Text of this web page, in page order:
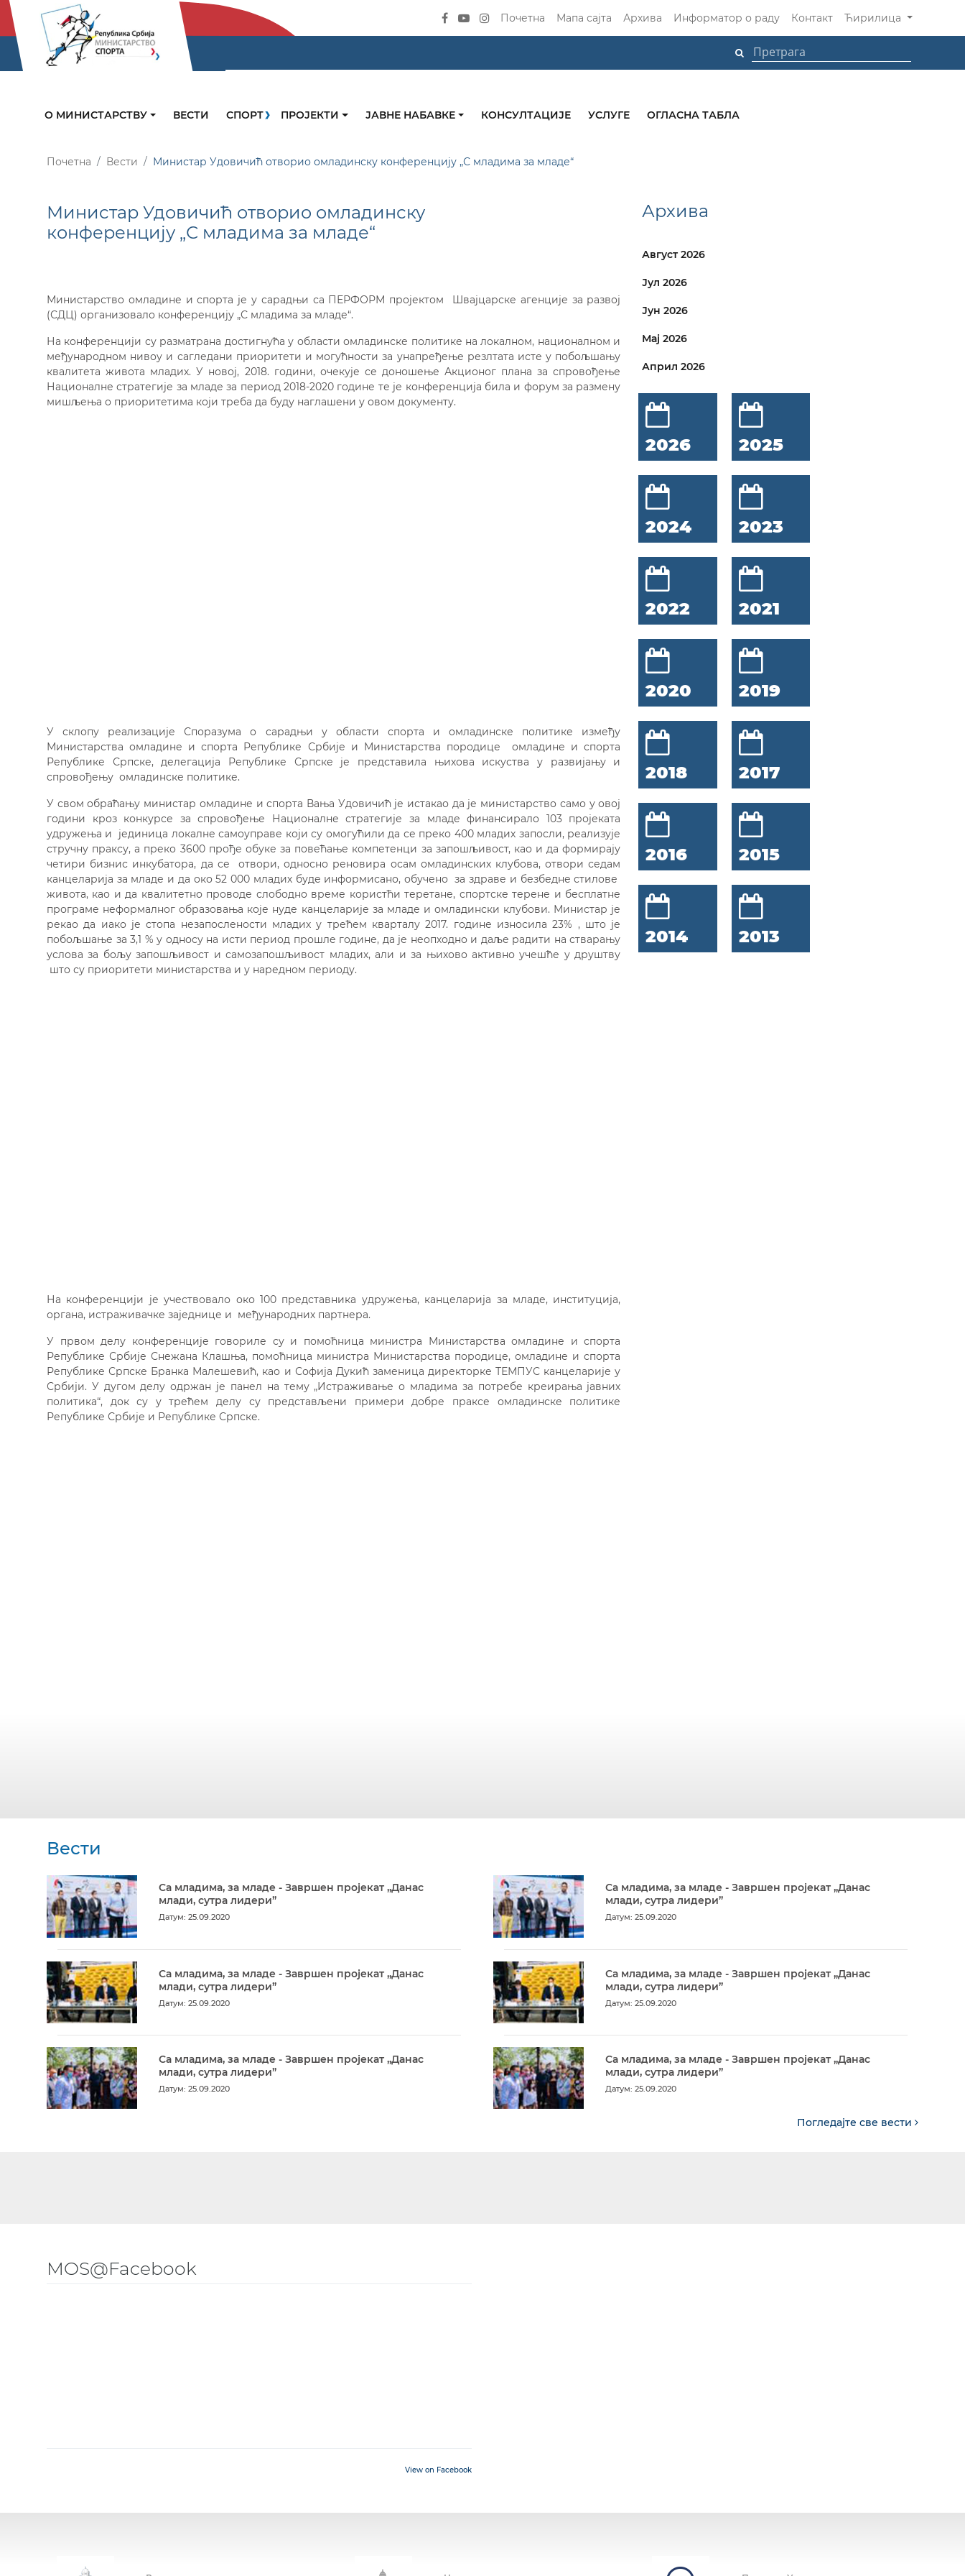
Почетна Мапа сајта Архива Информатор о раду Контакт Ћирилица
О МИНИСТАРСТВУ ВЕСТИ СПОРТ ПРОЈЕКТИ ЈАВНЕ НАБАВКЕ КОНСУЛТАЦИЈЕ УСЛУГЕ ОГЛАСНА ТАБЛА
Почетна Вести Министар Удовичић отворио омладинску конференцију „С младима за младе“
Министар Удовичић отворио омладинску
конференцију „С младима за младе“
Министарство омладине и спорта је у сарадњи са ПЕРФОРМ пројектом Швајцарске агенције за развој
(СДЦ) организовало конференцију „С младима за младе“.
На конференцији су разматрана достигнућа у области омладинске политике на локалном, националном и
међународном нивоу и сагледани приоритети и могућности за унапређење резлтата исте у побољшању
квалитета живота младих. У новој, 2018. години, очекује се доношење Акционог плана за спровођење
Националне стратегије за младе за период 2018-2020 године те је конференција била и форум за размену
мишљења о приоритетима који треба да буду наглашени у овом документу.
У склопу реализације Споразума о сарадњи у области спорта и омладинске политике између
Министарства омладине и спорта Републике Србије и Министарства породице омладине и спорта
Републике Српске, делегација Републике Српске је представила њихова искуства у развијању и
спровођењу омладинске политике.
У свом обраћању министар омладине и спорта Вања Удовичић је истакао да је министарство само у овој
години кроз конкурсе за спровођење Националне стратегије за младе финансирало 103 пројеката
удружења и јединица локалне самоуправе који су омогућили да се преко 400 младих запосли, реализује
стручну праксу, а преко 3600 прође обуке за повећање компетенци за запошљивост, као и да формирају
четири бизнис инкубатора, да се отвори, односно реновира осам омладинских клубова, отвори седам
канцеларија за младе и да око 52 000 младих буде информисано, обучено за здраве и безбедне стилове
живота, као и да квалитетно проводе слободно време користћи теретане, спортске терене и бесплатне
програме неформалног образовања које нуде канцеларије за младе и омладински клубови. Министар је
рекао да иако је стопа незапослености младих у трећем кварталу 2017. године износила 23% , што је
побољшање за 3,1 % у односу на исти период прошле године, да је неопходно и даље радити на стварању
услова за бољу запошљивост и самозапошљивост младих, али и за њихово активно учешће у друштву
што су приоритети министарства и у наредном периоду.
На конференцији је учествовало око 100 представника удружења, канцеларија за младе, институција,
органа, истраживачке заједнице и међународних партнера.
У првом делу конференције говориле су и помоћница министра Министарства омладине и спорта
Републике Србије Снежана Клашња, помоћница министра Министарства породице, омладине и спорта
Републике Српске Бранка Малешевић, као и Софија Дукић заменица директорке ТЕМПУС канцеларије у
Србији. У дугом делу одржан је панел на тему „Истраживање о младима за потребе креирањa јавних
политика“, док су у трећем делу су представљени примери добре праксе омладинске политике
Републике Србије и Републике Српске.
Архива
Август 2026
Јул 2026
Јун 2026
Мај 2026
Април 2026
2026 2025
2024 2023
2022 2021
2020 2019
2018 2017
2016 2015
2014 2013
Вести
Са младима, за младе - Завршен пројекат „Данас
млади, сутра лидери”
Датум: 25.09.2020
Са младима, за младе - Завршен пројекат „Данас
млади, сутра лидери”
Датум: 25.09.2020
Са младима, за младе - Завршен пројекат „Данас
млади, сутра лидери”
Датум: 25.09.2020
Са младима, за младе - Завршен пројекат „Данас
млади, сутра лидери”
Датум: 25.09.2020
Са младима, за младе - Завршен пројекат „Данас
млади, сутра лидери”
Датум: 25.09.2020
Са младима, за младе - Завршен пројекат „Данас
млади, сутра лидери”
Датум: 25.09.2020
Погледајте све вести
MOS@Facebook
View on Facebook